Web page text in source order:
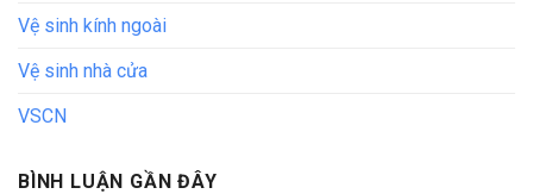
Vệ sinh kính ngoài
Vệ sinh nhà cửa
VSCN
BÌNH LUẬN GẦN ĐÂY